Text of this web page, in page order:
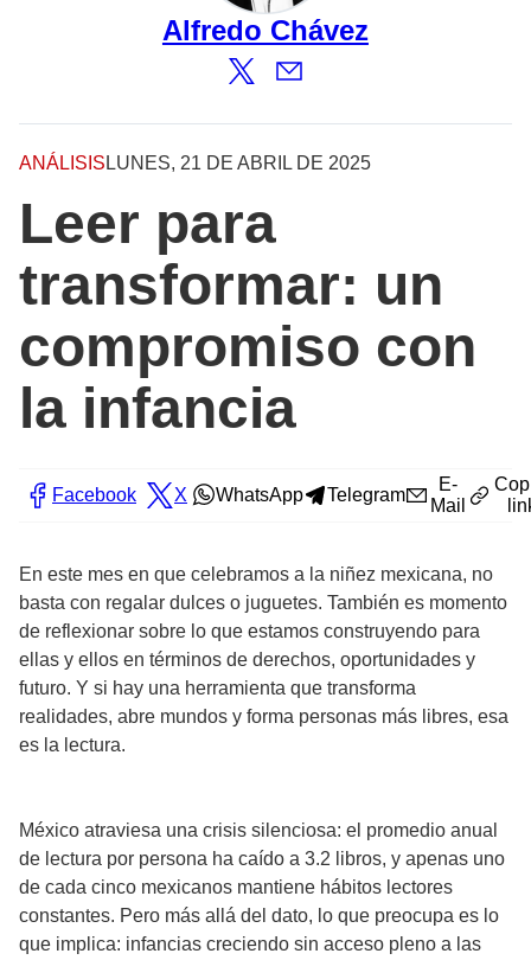
Alfredo Chávez
ANÁLISIS LUNES, 21 DE ABRIL DE 2025
Leer para
transformar: un
compromiso con
la infancia
Facebook X WhatsApp Telegram
E-
Mail
En este mes en que celebramos a la niñez mexicana, no
basta con regalar dulces o juguetes. También es momento
de reflexionar sobre lo que estamos construyendo para
ellas y ellos en términos de derechos, oportunidades y
futuro. Y si hay una herramienta que transforma
realidades, abre mundos y forma personas más libres, esa
es la lectura.
México atraviesa una crisis silenciosa: el promedio anual
de lectura por persona ha caído a 3.2 libros, y apenas uno
de cada cinco mexicanos mantiene hábitos lectores
constantes. Pero más allá del dato, lo que preocupa es lo
que implica: infancias creciendo sin acceso pleno a las